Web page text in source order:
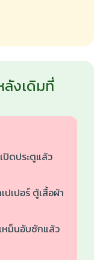
งเดิมที่
ดประตูแล้ว
ปเปอร์ ตู้เสื้อผ้า
หม็นอับซักแล้ว